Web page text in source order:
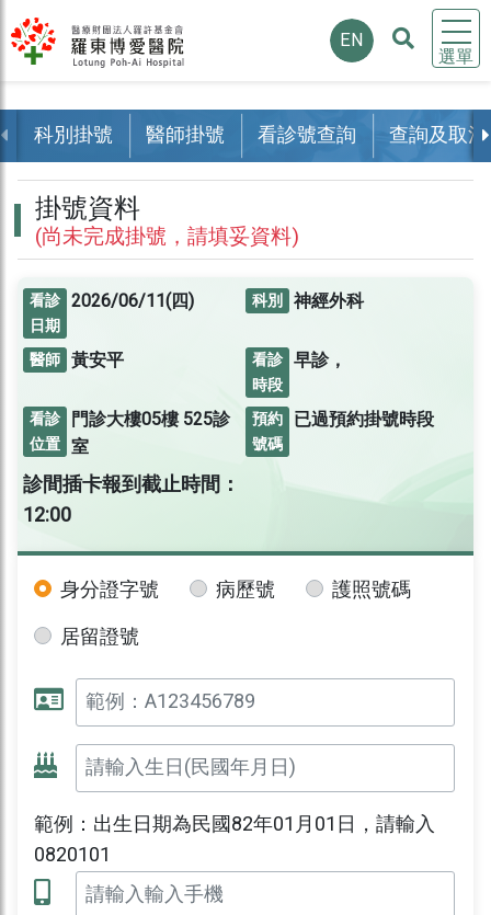
選單
EN
科別掛號 醫師掛號 看診號查詢 查詢及取消
掛號資料
(尚未完成掛號，請填妥資料)
看診
日期
2026/06/11(四) 科別 神經外科
醫師 黃安平
看診
時段
早診，
看診
位置
門診大樓05樓 525診
室
預約
號碼
已過預約掛號時段
診間插卡報到截止時間：
12:00
身分證字號 病歷號
護照號碼
居留證號
範例：出生日期為民國82年01月01日，請輸入
0820101